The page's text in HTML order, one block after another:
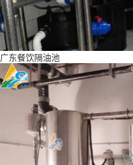
广东餐饮隔油池